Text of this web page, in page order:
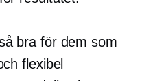
bra för dem som
flexibel